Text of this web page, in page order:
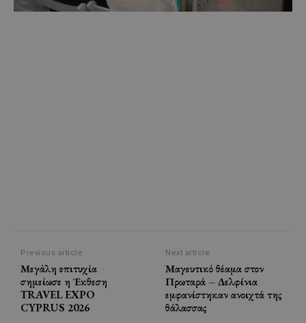
Previous article
Μεγάλη επιτυχία
σημείωσε η Έκθεση
TRAVEL EXPO
CYPRUS 2026
Next article
Μαγευτικό θέαμα στον
Πρωταρά – Δελφίνια
εμφανίστηκαν ανοιχτά της
θάλασσας